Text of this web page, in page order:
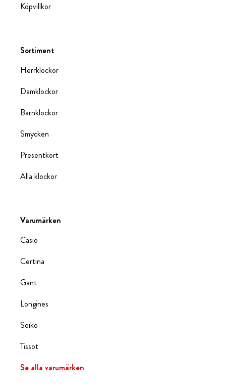
Köpvillkor
Sortiment
Herrklockor
Damklockor
Barnklockor
Smycken
Presentkort
Alla klockor
Varumärken
Casio
Certina
Gant
Longines
Seiko
Tissot
Se alla varumärken